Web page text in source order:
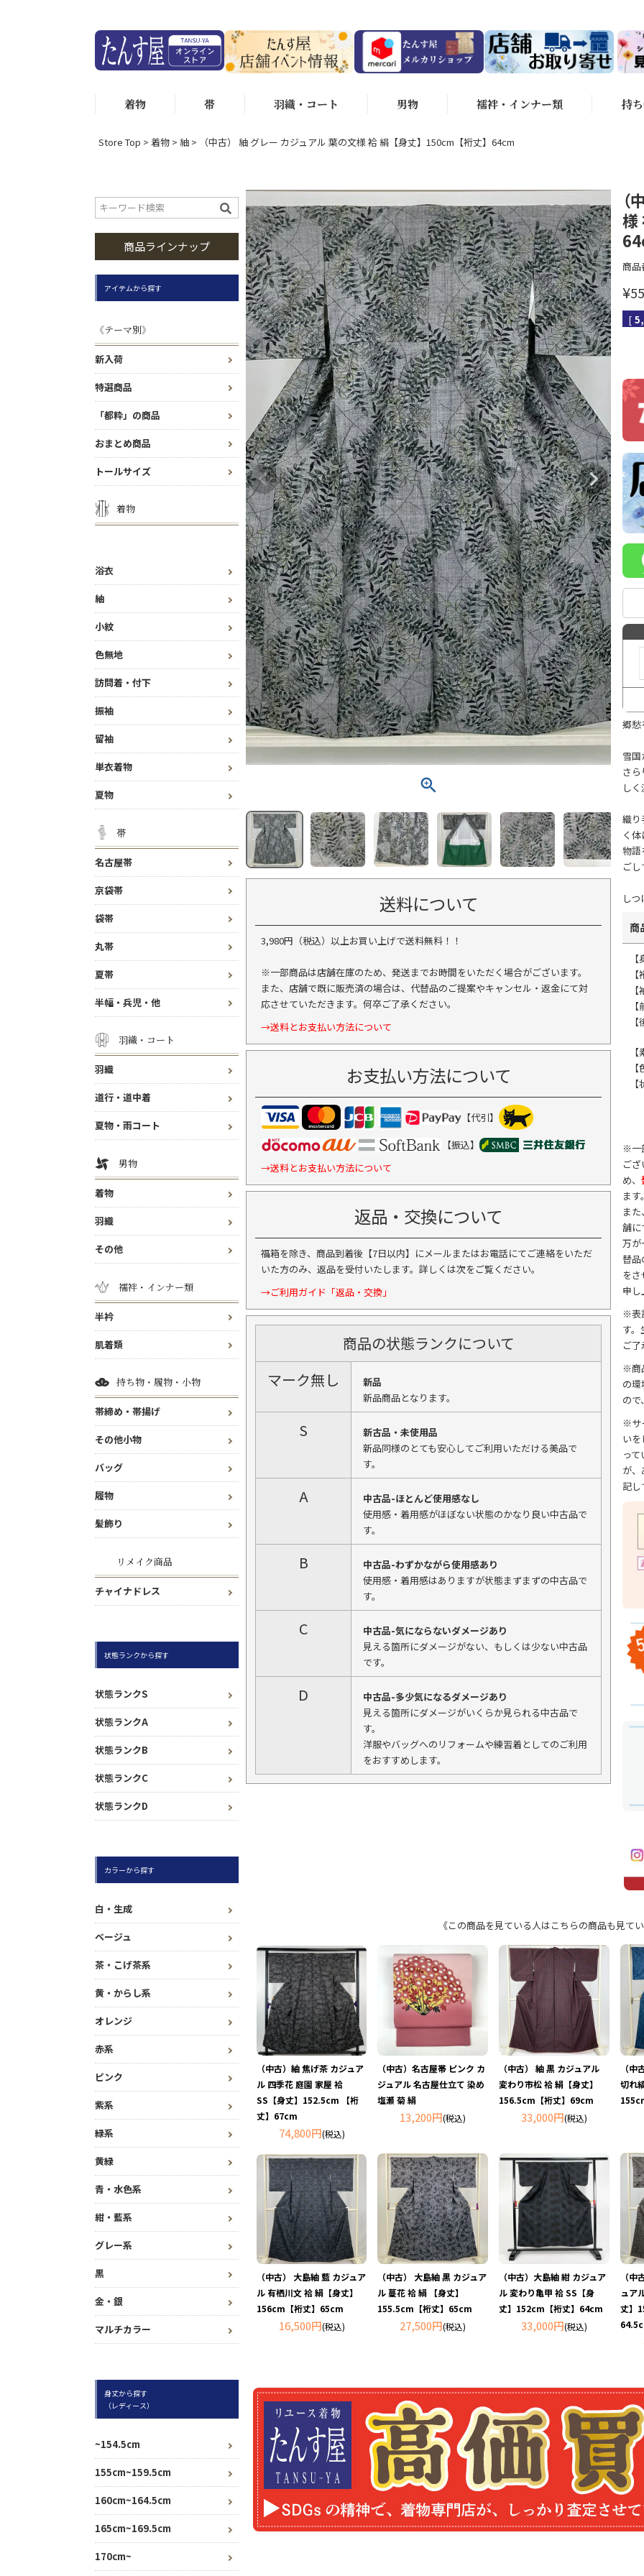
着物 帯 羽織・コート 男物 襦袢・インナー類 持
Store Top 着物 紬 （中古） 紬 グレー カジュアル 葉の文様 袷 絹【身丈】150cm【裄丈】64cm
商品ラインナップ
アイテムから探す
《テーマ別》
新入荷
特選商品
「都粋」の商品
おまとめ商品
トールサイズ
着物
浴衣
紬
小紋
色無地
訪問着・付下
振袖
留袖
単衣着物
夏物
帯
名古屋帯
京袋帯
袋帯
丸帯
夏帯
半幅・兵児・他
羽織・コート
羽織
道行・道中着
夏物・雨コート
男物
着物
羽織
その他
襦袢・インナー類
半衿
肌着類
持ち物・履物・小物
帯締め・帯揚げ
その他小物
バッグ
履物
髪飾り
リメイク商品
チャイナドレス
状態ランクから探す
状態ランクS
状態ランクA
状態ランクB
状態ランクC
状態ランクD
カラーから探す
白・生成
ベージュ
茶・こげ茶系
黄・からし系
オレンジ
赤系
ピンク
紫系
緑系
黄緑
青・水色系
紺・藍系
グレー系
黒
金・銀
マルチカラー
身丈から探す
（レディース）
~154.5cm
155cm~159.5cm
160cm~164.5cm
165cm~169.5cm
170cm~
送料について
3,980円（税込）以上お買い上げで送料無料！！
※一部商品は店舗在庫のため、発送までお時間をいただく場合がございます。
また、店舗で既に販売済の場合は、代替品のご提案やキャンセル・返金にて対
応させていただきます。何卒ご了承ください。
→送料とお支払い方法について
お支払い方法について
【代引】
【振込】
→送料とお支払い方法について
返品・交換について
福箱を除き、商品到着後【7日以内】にメールまたはお電話にてご連絡をいただ
いた方のみ、返品を受付いたします。詳しくは次をご覧ください。
→ご利用ガイド「返品・交換」
商品の状態ランクについて
マーク無し
新品
新品商品となります。
S
新古品・未使用品
新品同様のとても安心してご利用いただける美品で
す。
A
中古品-ほとんど使用感なし
使用感・着用感がほぼない状態のかなり良い中古品で
す。
B
中古品-わずかながら使用感あり
使用感・着用感はありますが状態まずまずの中古品で
す。
C
中古品-気にならないダメージあり
見える箇所にダメージがない、もしくは少ない中古品
です。
D
中古品-多少気になるダメージあり
見える箇所にダメージがいくらか見られる中古品で
す。
洋服やバッグへのリフォームや練習着としてのご利用
をおすすめします。
（
様
商品
¥
[
郷愁
雪
さ
し
織り
く
物語
ご
し
商
※一
ご
め、
ます
ま
舗に
万が
替品
を
申し
※表
す
ご
※商
の
の
※サ
い
っ
が
記し
《この商品を見ている人はこちらの商品も見て
（中古）紬 焦げ茶 カジュア
ル 四季花 庭園 家屋 袷
SS【身丈】152.5cm 【裄
丈】67cm
74,800円(税込)
（中古）名古屋帯 ピンク カ
ジュアル 名古屋仕立て 染め
塩瀬 菊 絹
13,200円(税込)
（中古） 紬 黒 カジュアル
変わり市松 袷 絹【身丈】
156.5cm【裄丈】69cm
33,000円(税込)
（
切れ
（中古） 大島紬 藍 カジュア
ル 有栖川文 袷 絹【身丈】
156cm【裄丈】65cm
16,500円(税込)
（中古） 大島紬 黒 カジュア
ル 蔓花 袷 絹 【身丈】
155.5cm【裄丈】65cm
27,500円(税込)
（中古）大島紬 紺 カジュア
ル 変わり亀甲 袷 SS【身
丈】152cm【裄丈】64cm
33,000円(税込)
（
ュア
丈】